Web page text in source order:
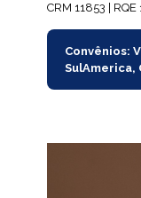
CRM 11853 | RQE
Convênios:
SulAmerica,